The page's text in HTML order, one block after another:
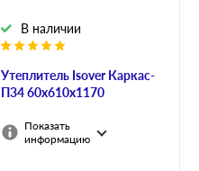
Утеплитель Isover Каркас-
П34 60х610х1170
В наличии
Показать
информацию